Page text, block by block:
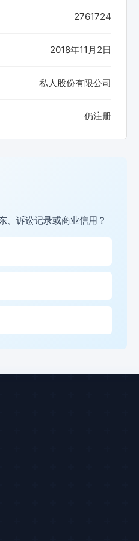
2761724
2018年11月2日
私人股份有限公司
仍注册
、诉讼记录或商业信用？